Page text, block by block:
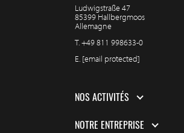
Ludwigstraße 47
85399 Hallbergmoos
Allemagne
T.+49 811 998633-0
E. [email protected]
NOS ACTIVITÉS
NOTRE ENTREPRISE